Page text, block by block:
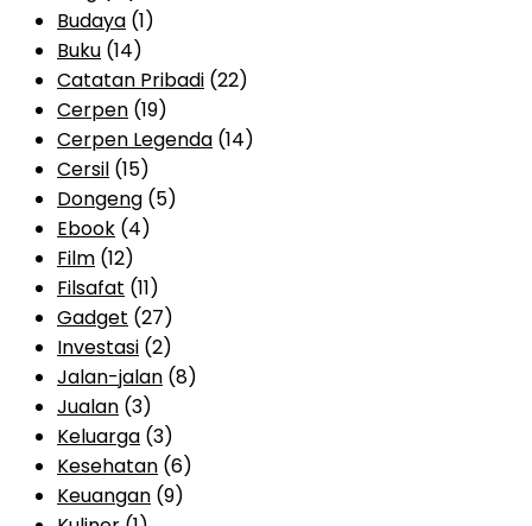
Budaya (1)
Buku (14)
Catatan Pribadi (22)
Cerpen (19)
Cerpen Legenda (14)
Cersil (15)
Dongeng (5)
Ebook (4)
Film (12)
Filsafat (11)
Gadget (27)
Investasi (2)
Jalan-jalan (8)
Jualan (3)
Keluarga (3)
Kesehatan (6)
Keuangan (9)